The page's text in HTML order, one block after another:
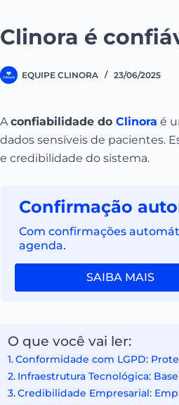
Clinora é
EQUIPE CLINORA 23/06/2025
Aconfiabilidade do Clinora é
dados sensíveis de pacientes.
e credibilidade do sistema.
Confirmação
Com confirmações
agenda.
SAIBA MAIS
O que você vai ler:
Conformidade com LGPD:
Infraestrutura Tecnológica:
Credibilidade Empresarial: